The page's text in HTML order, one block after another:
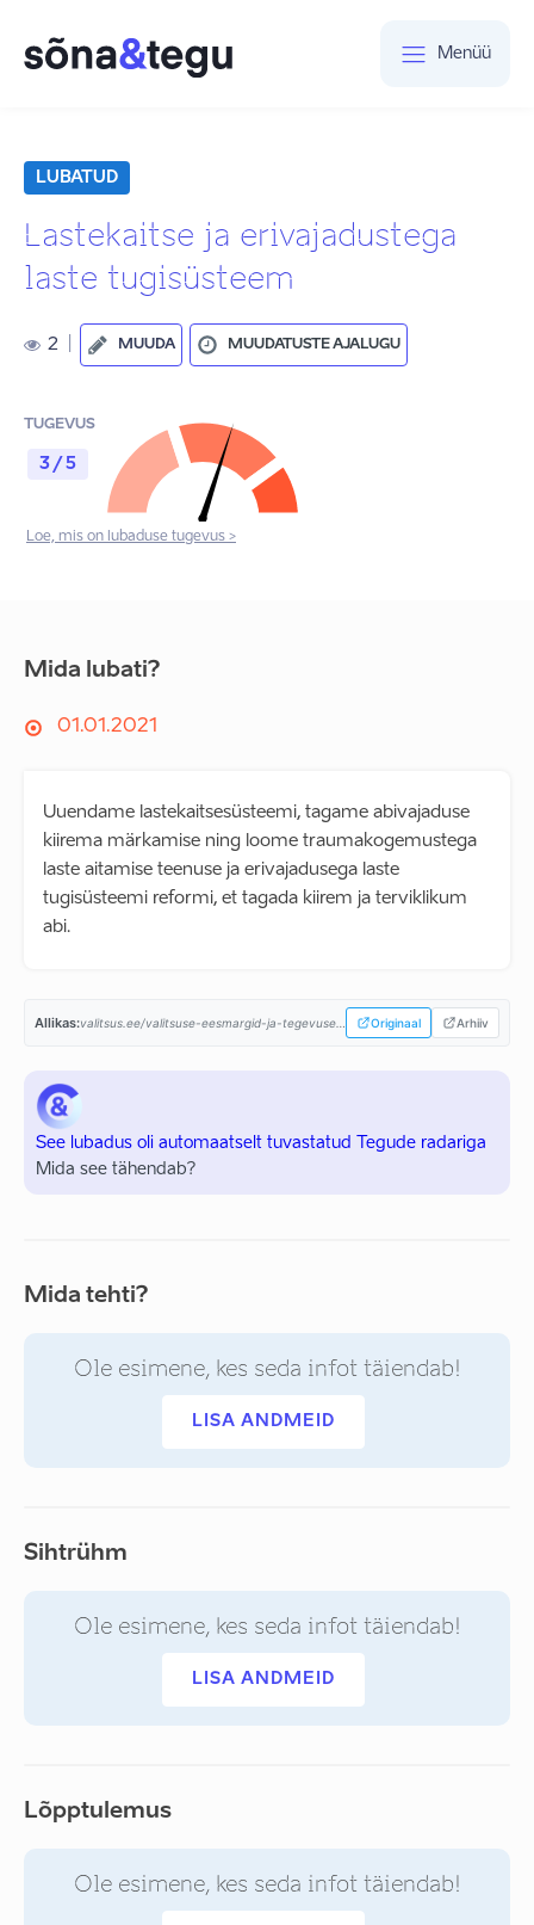
Menüü
LUBATUD
Lastekaitse ja erivajadustega
laste tugisüsteem
2 MUUDA MUUDATUSTE AJALUGU
TUGEVUS
3 / 5
Loe, mis on lubaduse tugevus >
Mida lubati?
01.01.2021
Uuendame lastekaitsesüsteemi, tagame abivajaduse
kiirema märkamise ning loome traumakogemustega
laste aitamise teenuse ja erivajadusega laste
tugisüsteemi reformi, et tagada kiirem ja terviklikum
abi.
Allikas: Originaal Arhiiv
See lubadus oli automaatselt tuvastatud Tegude radariga
Mida see tähendab?
Mida tehti?
Ole esimene, kes seda infot täiendab!
LISA ANDMEID
Sihtrühm
Ole esimene, kes seda infot täiendab!
LISA ANDMEID
Lõpptulemus
Ole esimene, kes seda infot täiendab!